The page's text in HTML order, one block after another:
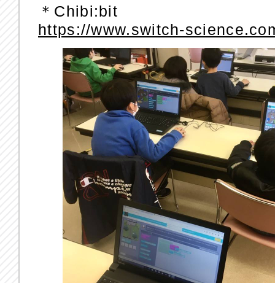
＊Chibi:bit
https://www.switch-